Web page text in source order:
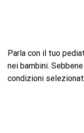
Parla con il tuo
nei bambini.
condizioni